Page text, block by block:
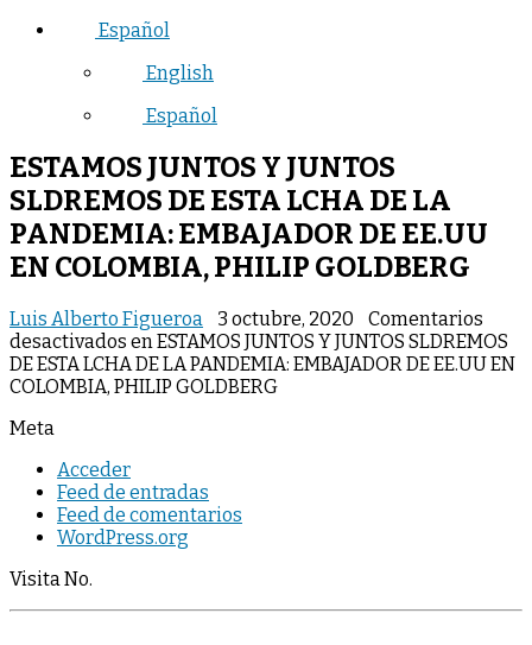
Español
English
Español
ESTAMOS JUNTOS Y JUNTOS
SLDREMOS DE ESTA LCHA DE LA
PANDEMIA: EMBAJADOR DE EE.UU
EN COLOMBIA, PHILIP GOLDBERG
Luis Alberto Figueroa 3 octubre, 2020
Comentarios
desactivados en ESTAMOS JUNTOS Y JUNTOS SLDREMOS
DE ESTA LCHA DE LA PANDEMIA: EMBAJADOR DE EE.UU EN
COLOMBIA, PHILIP GOLDBERG
Meta
Acceder
Feed de entradas
Feed de comentarios
WordPress.org
Visita No.